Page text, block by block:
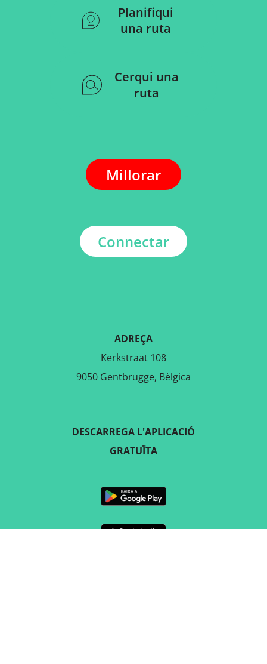
Planifiqui
una ruta
Cerqui una
ruta
Millorar
Connectar
ADREÇA
Kerkstraat 108
9050 Gentbrugge, Bèlgica
DESCARREGA L'APLICACIÓ
GRATUÏTA